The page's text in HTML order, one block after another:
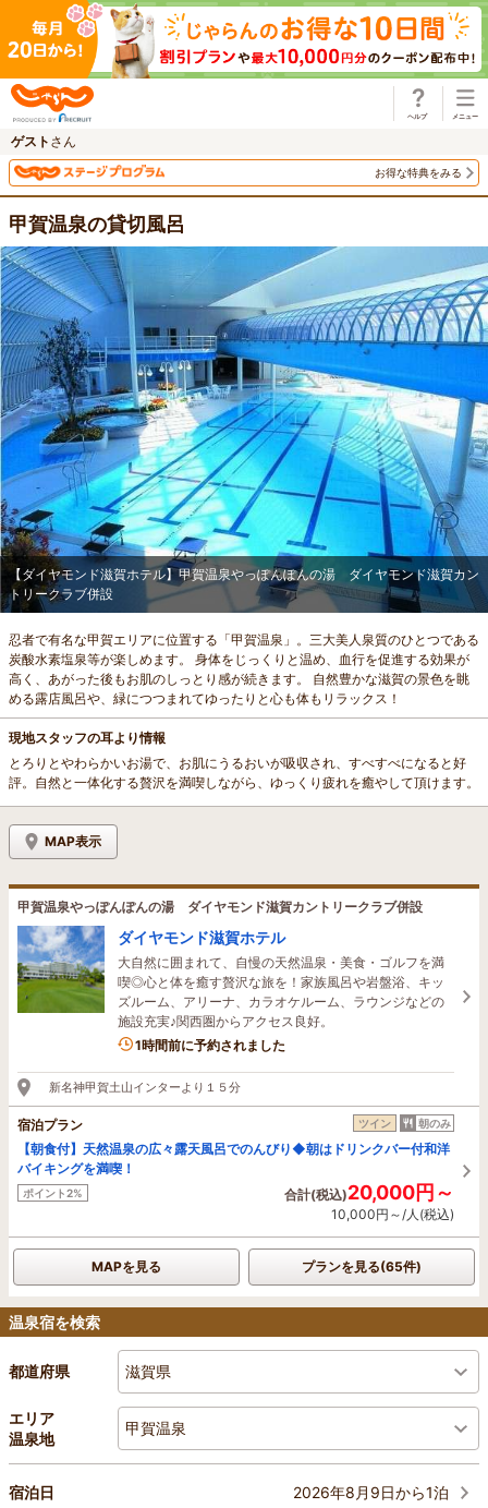
ゲスト さん
お得な特典をみる
甲賀温泉の貸切風呂
【ダイヤモンド滋賀ホテル】甲賀温泉やっぽんぽんの湯 ダイヤモンド滋賀カン
トリークラブ併設
忍者で有名な甲賀エリアに位置する「甲賀温泉」。三大美人泉質のひとつである
炭酸水素塩泉等が楽しめます。 身体をじっくりと温め、血行を促進する効果が
高く、あがった後もお肌のしっとり感が続きます。 自然豊かな滋賀の景色を眺
める露店風呂や、緑につつまれてゆったりと心も体もリラックス！
現地スタッフの耳より情報
とろりとやわらかいお湯で、お肌にうるおいが吸収され、すべすべになると好
評。自然と一体化する贅沢を満喫しながら、ゆっくり疲れを癒やして頂けます。
MAP表示
甲賀温泉やっぽんぽんの湯 ダイヤモンド滋賀カントリークラブ併設
ダイヤモンド滋賀ホテル
大自然に囲まれて、自慢の天然温泉・美食・ゴルフを満
喫◎心と体を癒す贅沢な旅を！家族風呂や岩盤浴、キッ
ズルーム、アリーナ、カラオケルーム、ラウンジなどの
施設充実♪関西圏からアクセス良好。
3名がこの宿を見ています
1時間前に予約されました
新名神甲賀土山インターより１５分
宿泊プラン ツイン 朝のみ
【朝食付】天然温泉の広々露天風呂でのんびり◆朝はドリンクバー付和洋
バイキングを満喫！
ポイント2% 合計(税込)20,000円～
10,000円～/人(税込)
MAPを見る プランを見る(65件)
温泉宿を検索
都道府県 滋賀県
エリア
温泉地
甲賀温泉
宿泊日 2026年8月9日から1泊